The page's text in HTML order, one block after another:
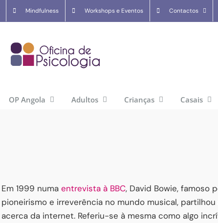
Mindfulness Workshops e Eventos Contactos
OP Angola Adultos Crianças Casais
Em 1999 numa entrevista à BBC, David Bowie, famoso
pioneirismo e irreverência no mundo musical, partilhou
acerca da internet. Referiu-se à mesma como algo